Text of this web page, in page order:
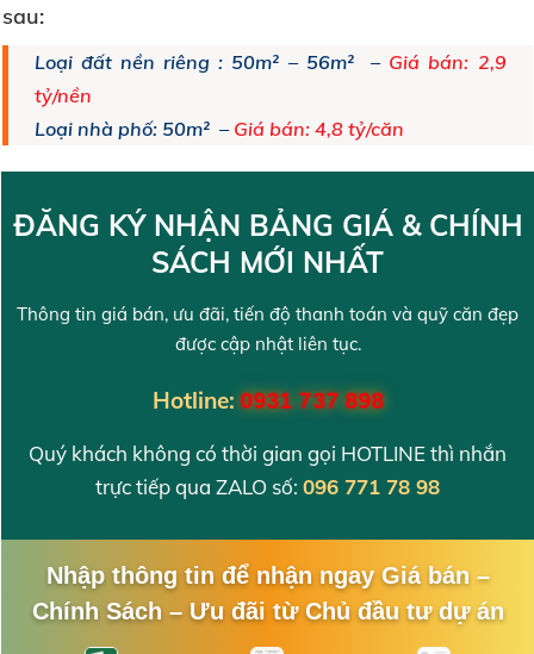
sau:
Loại đất nền riêng : 50m² – 56m² – Giá bán: 2,9
tỷ/nền
Loại nhà phố: 50m² – Giá bán: 4,8 tỷ/căn
ĐĂNG KÝ NHẬN BẢNG GIÁ & CHÍNH
SÁCH MỚI NHẤT
Thông tin giá bán, ưu đãi, tiến độ thanh toán và quỹ căn đẹp
được cập nhật liên tục.
Hotline:0931 737 898
Quý khách không có thời gian gọi HOTLINE thì nhắn
trực tiếp qua ZALO số: 096 771 78 98
Nhập thông tin để nhận ngay Giá bán –
Chính Sách – Ưu đãi từ Chủ đầu tư dự án